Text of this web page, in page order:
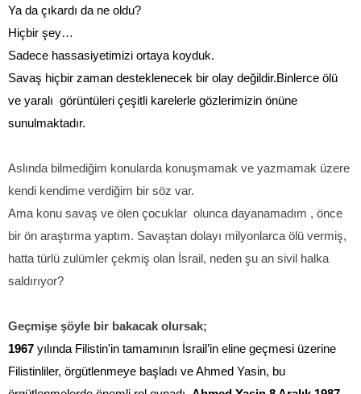
Ya da çıkardı da ne oldu?
Hiçbir şey…
Sadece hassasiyetimizi ortaya koyduk.
Savaş hiçbir zaman desteklenecek bir olay değildir.Binlerce ölü
ve yaralı görüntüleri çeşitli karelerle gözlerimizin önüne
sunulmaktadır.
Aslında bilmediğim konularda konuşmamak ve yazmamak üzere
kendi kendime verdiğim bir söz var.
Ama konu savaş ve ölen çocuklar olunca dayanamadım , önce
bir ön araştırma yaptım. Savaştan dolayı milyonlarca ölü vermiş,
hatta türlü zulümler çekmiş olan İsrail, neden şu an sivil halka
saldırıyor?
Geçmişe şöyle bir bakacak olursak;
1967 yılında Filistin'in tamamının İsrail’in eline geçmesi üzerine
Filistinliler, örgütlenmeye başladı ve Ahmed Yasin, bu